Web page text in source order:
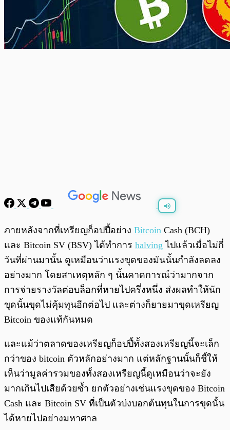
พร้อมเล่น
ภายหลังจากที่เหรียญก็อปปี้อย่าง Bitcoin Cash (BCH)
และ Bitcoin SV (BSV) ได้ทำการ halving ไปแล้วเมื่อไม่กี่
วันที่ผ่านมานั้น ดูเหมือนว่าแรงขุดของมันนั้นกำลังลดลง
อย่างมาก โดยสาเหตุหลัก ๆ นั้นคาดการณ์ว่ามากจาก
การจ่ายรางวัลต่อบล็อกที่หายไปครึ่งหนึ่ง ส่งผลทำให้นัก
ขุดนั้นขุดไม่คุ้มทุนอีกต่อไป และต่างก็ยายมาขุดเหรียญ
Bitcoin ของแท้กันหมด
และแม้ว่าตลาดของเหรียญก็อปปี้ทั้งสองเหรียญนี้จะเล็ก
กว่าของ bitcoin ตัวหลักอย่างมาก แต่หลักฐานนั้นก็ชี้ให้
เห็นว่ามูลค่ารวมของทั้งสองเหรียญนี้ดูเหมือนว่าจะยัง
มากเกินไปเสียด้วยซ้ำ ยกตัวอย่างเช่นแรงขุดของ Bitcoin
Cash และ Bitcoin SV ที่เป็นตัวบ่งบอกต้นทุนในการขุดนั้น
ได้หายไปอย่างมหาศาล